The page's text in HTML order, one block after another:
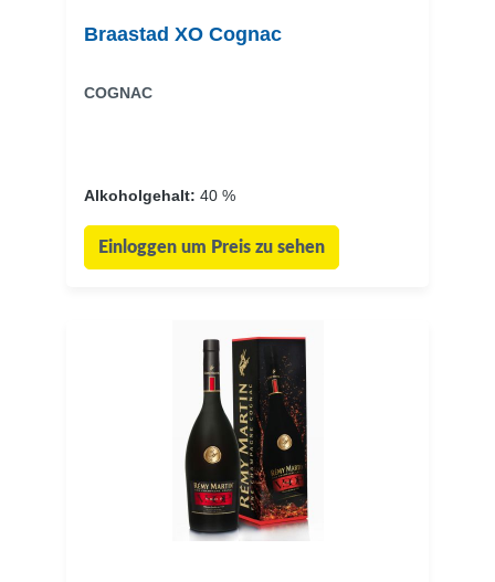
Braastad XO Cognac
COGNAC
Alkoholgehalt: 40 %
Einloggen um Preis zu sehen